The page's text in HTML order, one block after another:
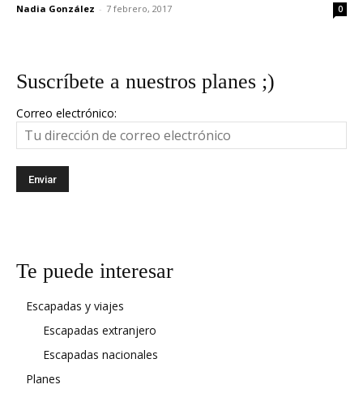
Nadia González - 7 febrero, 2017 0
Suscríbete a nuestros planes ;)
Correo electrónico:
Te puede interesar
Escapadas y viajes
Escapadas extranjero
Escapadas nacionales
Planes